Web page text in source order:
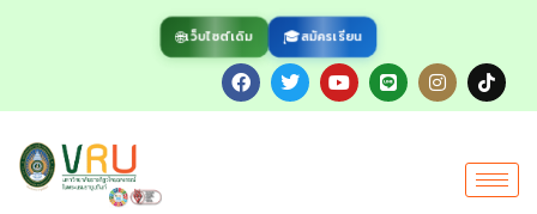
🌐เว็บไซต์เดิม 🎓สมัครเรียน